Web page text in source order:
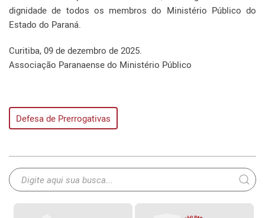
dignidade de todos os membros do Ministério Público do
Estado do Paraná.
Curitiba, 09 de dezembro de 2025.
Associação Paranaense do Ministério Público
Defesa de Prerrogativas